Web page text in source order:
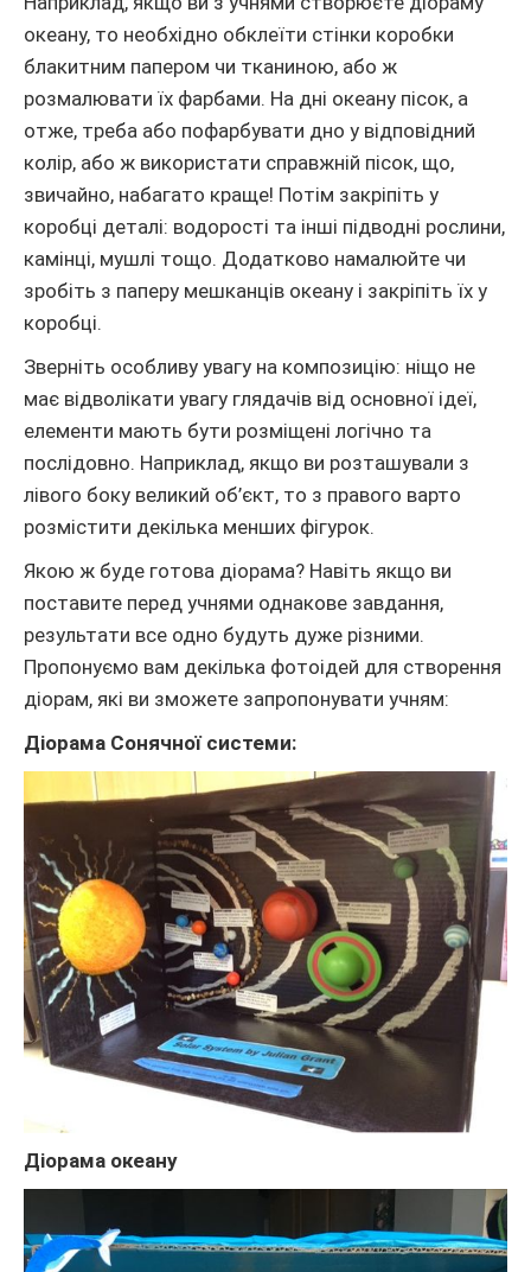
океану, то необхідно обклеїти стінки коробки
блакитним папером чи тканиною, або ж
розмалювати їх фарбами. На дні океану пісок, а
отже, треба або пофарбувати дно у відповідний
колір, або ж використати справжній пісок, що,
звичайно, набагато краще! Потім закріпіть у
коробці деталі: водорості та інші підводні рослини,
камінці, мушлі тощо. Додатково намалюйте чи
зробіть з паперу мешканців океану і закріпіть їх у
коробці.
Зверніть особливу увагу на композицію: ніщо не
має відволікати увагу глядачів від основної ідеї,
елементи мають бути розміщені логічно та
послідовно. Наприклад, якщо ви розташували з
лівого боку великий об’єкт, то з правого варто
розмістити декілька менших фігурок.
Якою ж буде готова діорама? Навіть якщо ви
поставите перед учнями однакове завдання,
результати все одно будуть дуже різними.
Пропонуємо вам декілька фотоідей для створення
діорам, які ви зможете запропонувати учням:
Діорама Сонячної системи:
Діорама океану